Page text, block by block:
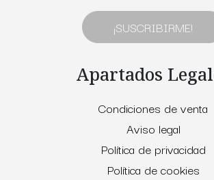
¡SUSCRIBIRME!
Apartados
Condiciones de venta
Aviso legal
Política de privacidad
Política de cookies